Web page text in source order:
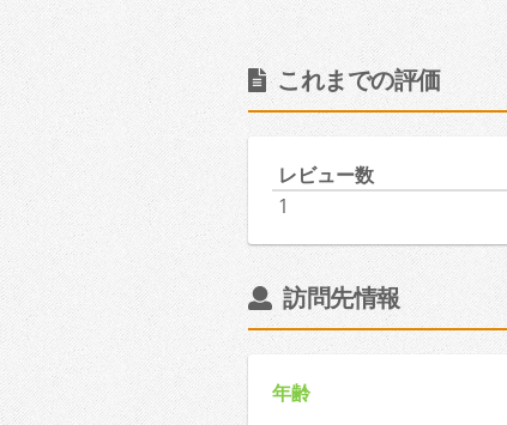
これまでの評価
レビュー数
1
訪問先情報
年齢